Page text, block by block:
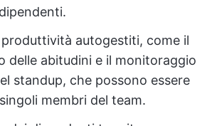
autogestiti, come il
delle abitudini e il monitoraggio
standup, che possono essere
membri del team.